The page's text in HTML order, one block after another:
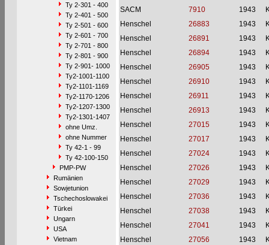
Ty 2-301 - 400
Ty 2-401 - 500
Ty 2-501 - 600
Ty 2-601 - 700
Ty 2-701 - 800
Ty 2-801 - 900
Ty 2-901- 1000
Ty2-1001-1100
Ty2-1101-1169
Ty2-1170-1206
Ty2-1207-1300
Ty2-1301-1407
ohne Umz.
ohne Nummer
Ty 42-1 - 99
Ty 42-100-150
PMP-PW
Rumänien
Sowjetunion
Tschechoslowakei
Türkei
Ungarn
USA
Vietnam
SACM
7910 1943
Henschel
26883 1943
Henschel
26891 1943
Henschel
26894 1943
Henschel
26905 1943
Henschel
26910 1943
Henschel
26911 1943
Henschel
26913 1943
Henschel
27015 1943
Henschel
27017 1943
Henschel
27024 1943
Henschel
27026 1943
Henschel
27029 1943
Henschel
27036 1943
Henschel
27038 1943
Henschel
27041 1943
Henschel
27056 1943